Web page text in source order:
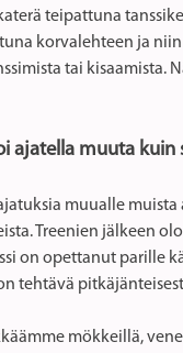
teipattuna
korvalehteen ja niin
tai kisaamista.
ajatella muuta kuin
muualle muista
Treenien jälkeen
on opettanut parille
tehtävä
mökkeillä,